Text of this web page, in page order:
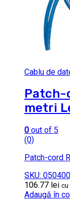
Cablu de
Patch-
metri
0 out of 5
(0)
Patch-cord
SKU:
106.77 lei cu
Adaugă în